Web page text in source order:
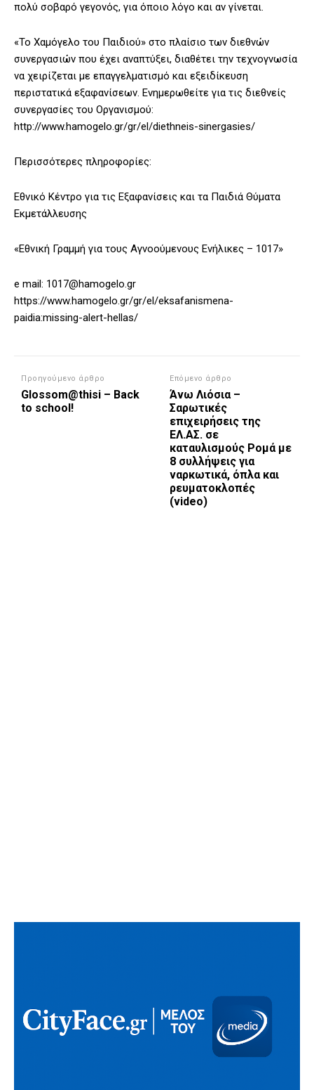
πολύ σοβαρό γεγονός, για όποιο λόγο και αν γίνεται.
«Το Χαμόγελο του Παιδιού» στο πλαίσιο των διεθνών
συνεργασιών που έχει αναπτύξει, διαθέτει την τεχνογνωσία
να χειρίζεται με επαγγελματισμό και εξειδίκευση
περιστατικά εξαφανίσεων. Ενημερωθείτε για τις διεθνείς
συνεργασίες του Οργανισμού:
http://www.hamogelo.gr/gr/el/diethneis-sinergasies/
Περισσότερες πληροφορίες:
Εθνικό Κέντρο για τις Εξαφανίσεις και τα Παιδιά Θύματα
Εκμετάλλευσης
«Εθνική Γραμμή για τους Αγνοούμενους Ενήλικες – 1017»
e mail: 1017@hamogelo.gr
https://www.hamogelo.gr/gr/el/eksafanismena-
paidia:missing-alert-hellas/
Προηγούμενο άρθρο
Glossom@thisi – Back
to school!
Επόμενο άρθρο
Άνω Λιόσια –
Σαρωτικές
επιχειρήσεις της
ΕΛ.ΑΣ. σε
καταυλισμούς Ρομά με
8 συλλήψεις για
ναρκωτικά, όπλα και
ρευματοκλοπές
(video)